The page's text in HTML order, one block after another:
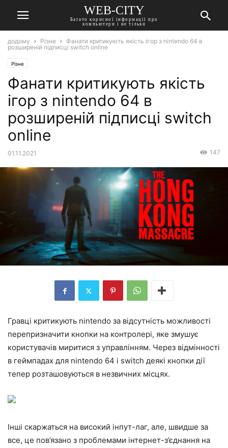
WEB-CITY
Багато корисної інформації про
компьютери і не тільки
додому Різне
Фанати критикують якість ігор з nintendo 64 в
розширеній підписці switch online
Різне
Фанати критикують якість
ігор з nintendo 64 в
розширеній підписці switch
online
01.11.2021 147
Гравці критикують nintendo за відсутність можливості
перепризначити кнопки на контролері, яке змушує
користувачів миритися з управлінням. Через відмінності
в геймпадах для nintendo 64 і switch деякі кнопки дії
тепер розташовуються в незвичних місцях.
Інші скаржаться на високий інпут-лаг, але, швидше за
все, це пов’язано з проблемами інтернет-з’єднання на